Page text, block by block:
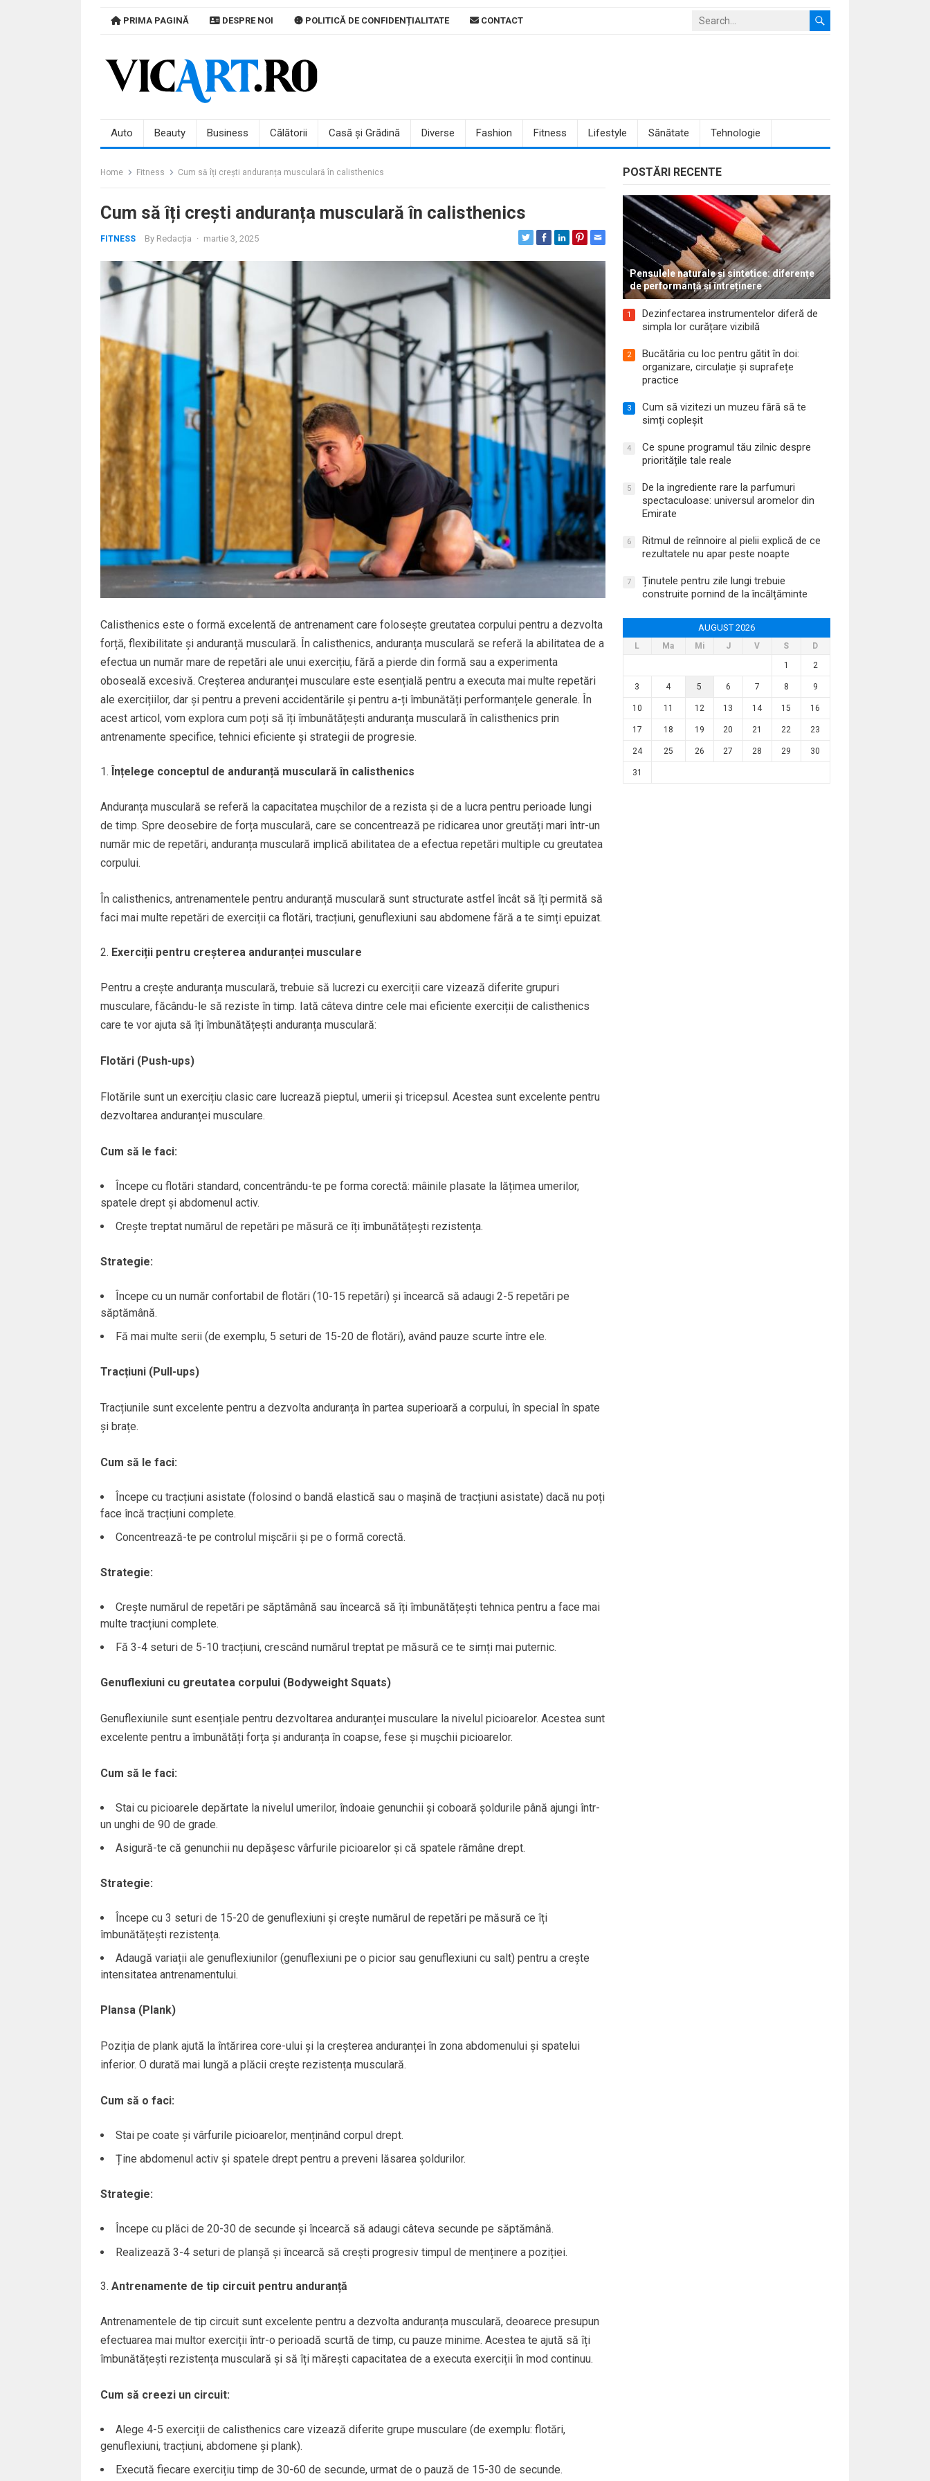
PRIMA PAGINĂ DESPRE NOI POLITICĂ DE CONFIDENȚIALITATE CONTACT
Auto Beauty Business Călătorii Casă și Grădină Diverse Fashion Fitness Lifestyle Sănătate Tehnologie
Home Fitness Cum să îți crești anduranța musculară în calisthenics
Cum să îți crești anduranța musculară în calisthenics
FITNESS By Redacția · martie 3, 2025
Calisthenics este o formă excelentă de antrenament care folosește greutatea corpului pentru a dezvolta
forță, flexibilitate și anduranță musculară. În calisthenics, anduranța musculară se referă la abilitatea de a
efectua un număr mare de repetări ale unui exercițiu, fără a pierde din formă sau a experimenta
oboseală excesivă. Creșterea anduranței musculare este esențială pentru a executa mai multe repetări
ale exercițiilor, dar și pentru a preveni accidentările și pentru a-ți îmbunătăți performanțele generale. În
acest articol, vom explora cum poți să îți îmbunătățești anduranța musculară în calisthenics prin
antrenamente specifice, tehnici eficiente și strategii de progresie.
Înțelege conceptul de anduranță musculară în calisthenics
Anduranța musculară se referă la capacitatea mușchilor de a rezista și de a lucra pentru perioade lungi
de timp. Spre deosebire de forța musculară, care se concentrează pe ridicarea unor greutăți mari într-un
număr mic de repetări, anduranța musculară implică abilitatea de a efectua repetări multiple cu greutatea
corpului.
În calisthenics, antrenamentele pentru anduranță musculară sunt structurate astfel încât să îți permită să
faci mai multe repetări de exerciții ca flotări, tracțiuni, genuflexiuni sau abdomene fără a te simți epuizat.
Exerciții pentru creșterea anduranței musculare
Pentru a crește anduranța musculară, trebuie să lucrezi cu exerciții care vizează diferite grupuri
musculare, făcându-le să reziste în timp. Iată câteva dintre cele mai eficiente exerciții de calisthenics
care te vor ajuta să îți îmbunătățești anduranța musculară:
Flotări (Push-ups)
Flotările sunt un exercițiu clasic care lucrează pieptul, umerii și tricepsul. Acestea sunt excelente pentru
dezvoltarea anduranței musculare.
Cum să le faci:
Începe cu flotări standard, concentrându-te pe forma corectă: mâinile plasate la lățimea umerilor,
spatele drept și abdomenul activ.
Crește treptat numărul de repetări pe măsură ce îți îmbunătățești rezistența.
Strategie:
Începe cu un număr confortabil de flotări (10-15 repetări) și încearcă să adaugi 2-5 repetări pe
săptămână.
Fă mai multe serii (de exemplu, 5 seturi de 15-20 de flotări), având pauze scurte între ele.
Tracțiuni (Pull-ups)
Tracțiunile sunt excelente pentru a dezvolta anduranța în partea superioară a corpului, în special în spate
și brațe.
Cum să le faci:
Începe cu tracțiuni asistate (folosind o bandă elastică sau o mașină de tracțiuni asistate) dacă nu poți
face încă tracțiuni complete.
Concentrează-te pe controlul mișcării și pe o formă corectă.
Strategie:
Crește numărul de repetări pe săptămână sau încearcă să îți îmbunătățești tehnica pentru a face mai
multe tracțiuni complete.
Fă 3-4 seturi de 5-10 tracțiuni, crescând numărul treptat pe măsură ce te simți mai puternic.
Genuflexiuni cu greutatea corpului (Bodyweight Squats)
Genuflexiunile sunt esențiale pentru dezvoltarea anduranței musculare la nivelul picioarelor. Acestea sunt
excelente pentru a îmbunătăți forța și anduranța în coapse, fese și mușchii picioarelor.
Cum să le faci:
Stai cu picioarele depărtate la nivelul umerilor, îndoaie genunchii și coboară șoldurile până ajungi într-
un unghi de 90 de grade.
Asigură-te că genunchii nu depășesc vârfurile picioarelor și că spatele rămâne drept.
Strategie:
Începe cu 3 seturi de 15-20 de genuflexiuni și crește numărul de repetări pe măsură ce îți
îmbunătățești rezistența.
Adaugă variații ale genuflexiunilor (genuflexiuni pe o picior sau genuflexiuni cu salt) pentru a crește
intensitatea antrenamentului.
Plansa (Plank)
Poziția de plank ajută la întărirea core-ului și la creșterea anduranței în zona abdomenului și spatelui
inferior. O durată mai lungă a plăcii crește rezistența musculară.
Cum să o faci:
Stai pe coate și vârfurile picioarelor, menținând corpul drept.
Ține abdomenul activ și spatele drept pentru a preveni lăsarea șoldurilor.
Strategie:
Începe cu plăci de 20-30 de secunde și încearcă să adaugi câteva secunde pe săptămână.
Realizează 3-4 seturi de planșă și încearcă să crești progresiv timpul de menținere a poziției.
Antrenamente de tip circuit pentru anduranță
Antrenamentele de tip circuit sunt excelente pentru a dezvolta anduranța musculară, deoarece presupun
efectuarea mai multor exerciții într-o perioadă scurtă de timp, cu pauze minime. Acestea te ajută să îți
îmbunătățești rezistența musculară și să îți mărești capacitatea de a executa exerciții în mod continuu.
Cum să creezi un circuit:
Alege 4-5 exerciții de calisthenics care vizează diferite grupe musculare (de exemplu: flotări,
genuflexiuni, tracțiuni, abdomene și plank).
Execută fiecare exercițiu timp de 30-60 de secunde, urmat de o pauză de 15-30 de secunde.
POSTĂRI RECENTE
Pensulele naturale și sintetice: diferențe
de performanță și întreținere
1
Dezinfectarea instrumentelor diferă de
simpla lor curățare vizibilă
2
Bucătăria cu loc pentru gătit în doi:
organizare, circulație și suprafețe
practice
3
Cum să vizitezi un muzeu fără să te
simți copleșit
4
Ce spune programul tău zilnic despre
prioritățile tale reale
5
De la ingrediente rare la parfumuri
spectaculoase: universul aromelor din
Emirate
6
Ritmul de reînnoire al pielii explică de ce
rezultatele nu apar peste noapte
7
Ținutele pentru zile lungi trebuie
construite pornind de la încălțăminte
AUGUST 2026
L Ma Mi J V S
D
1
2
3 4 5 6 7 8 9
10 11 12 13 14 15 16
17 18 19 20 21 22 23
24 25 26 27 28 29 30
31